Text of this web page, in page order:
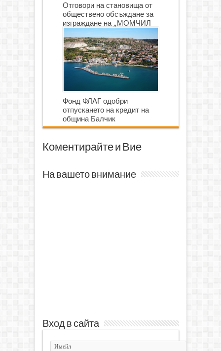
Отговори на становища от
обществено обсъждане за
изграждане на „МОМЧИЛ
ГОЛФ И ГОЛФ ИГРИЩЕ”
Фонд ФЛАГ одобри
отпускането на кредит на
община Балчик
Коментирайте и Вие
На вашето внимание
Вход в сайта